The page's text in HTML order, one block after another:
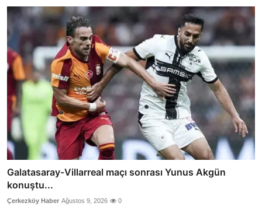
Galatasaray-Villarreal maçı sonrası Yunus Akgün
konuştu...
Çerkezköy Haber Ağustos 9, 2026 0